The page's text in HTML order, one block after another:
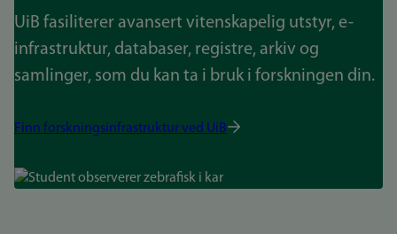
UiB fasiliterer avansert vitenskapelig utstyr, e-
infrastruktur, databaser, registre, arkiv og
samlinger, som du kan ta i bruk i forskningen din.
Finn forskningsinfrastruktur ved UiB
Bilde